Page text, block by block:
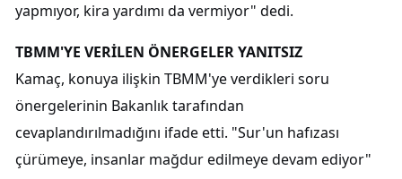
yapmıyor, kira yardımı da vermiyor" dedi.
TBMM'YE VERİLEN ÖNERGELER YANITSIZ
Kamaç, konuya ilişkin TBMM'ye verdikleri soru
önergelerinin Bakanlık tarafından
cevaplandırılmadığını ifade etti. "Sur'un hafızası
çürümeye, insanlar mağdur edilmeye devam ediyor"